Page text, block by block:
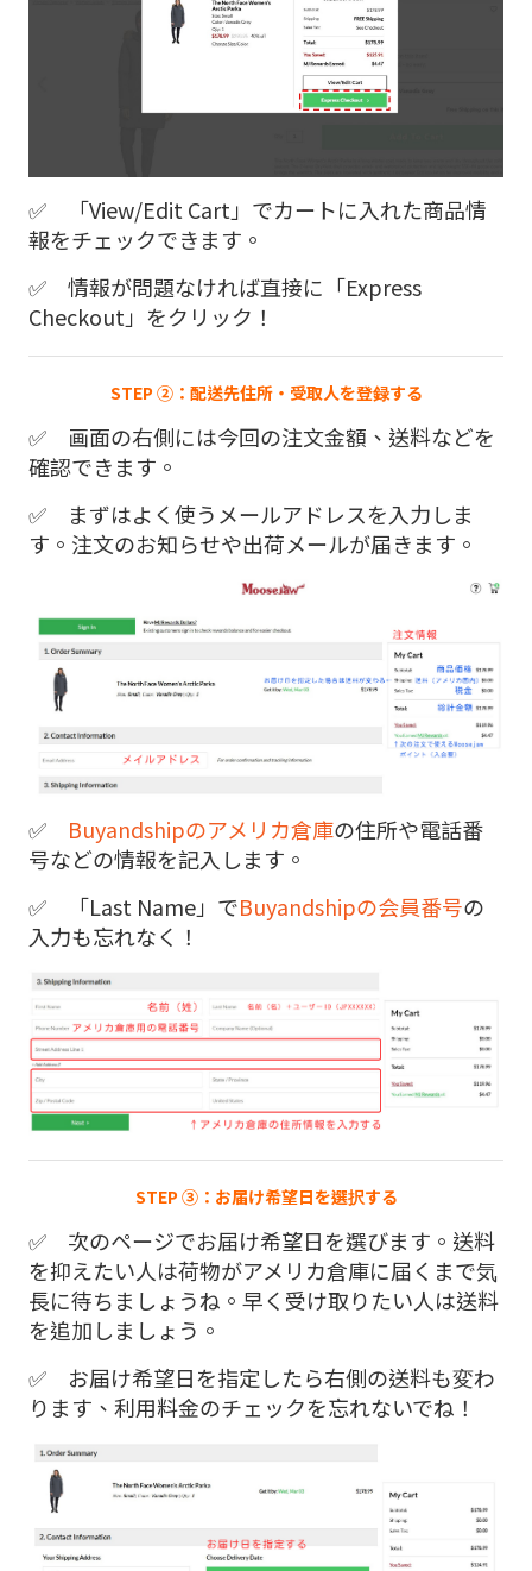
✅ 「View/Edit Cart」でカートに入れた商品情
報をチェックできます。
✅ 情報が問題なければ直接に「Express
Checkout」をクリック！
STEP ②：配送先住所・受取人を登録する
✅ 画面の右側には今回の注文金額、送料などを
確認できます。
✅ まずはよく使うメールアドレスを入力しま
す。注文のお知らせや出荷メールが届きます。
✅ Buyandshipのアメリカ倉庫の住所や電話番
号などの情報を記入します。
✅ 「Last Name」でBuyandshipの会員番号の
入力も忘れなく！
STEP ③：お届け希望日を選択する
✅ 次のページでお届け希望日を選びます。送料
を抑えたい人は荷物がアメリカ倉庫に届くまで気
長に待ちましょうね。早く受け取りたい人は送料
を追加しましょう。
✅ お届け希望日を指定したら右側の送料も変わ
ります、利用料金のチェックを忘れないでね！